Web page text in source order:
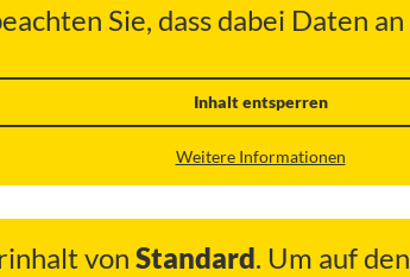
Sie, dass dabei Daten
Inhalt entsperren
Weitere Informationen
von Standard. Um auf